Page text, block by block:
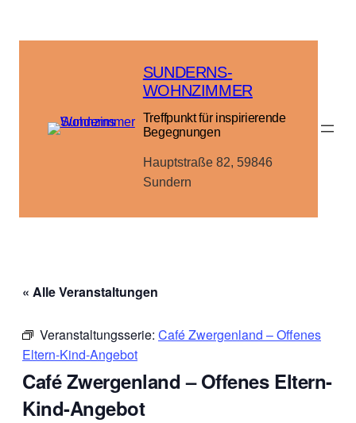
SUNDERNS-
WOHNZIMMER
Treffpunkt für inspirierende
Begegnungen
Hauptstraße 82, 59846
Sundern
« Alle Veranstaltungen
Veranstaltungsserie: Café Zwergenland – Offenes
Eltern-Kind-Angebot
Café Zwergenland – Offenes Eltern-
Kind-Angebot